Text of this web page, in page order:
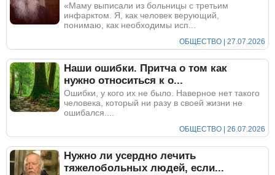
«Маму выписали из больницы с третьим
инфарктом. Я, как человек верующий,
понимаю, как необходимы исп...
ОБЩЕСТВО | 27.07.2026
Наши ошибки. Притча о том как
нужно относиться к о...
Ошибки, у кого их не было. Наверное нет такого
человека, который ни разу в своей жизни не
ошибался....
ОБЩЕСТВО | 26.07.2026
Нужно ли усердно лечить
тяжелобольных людей, если...